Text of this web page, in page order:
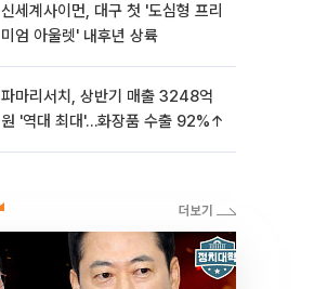
신세계사이먼, 대구 첫 '도심형 프리
미엄 아울렛' 내후년 상륙
파마리서치, 상반기 매출 3248억
원 '역대 최대'…화장품 수출 92%↑